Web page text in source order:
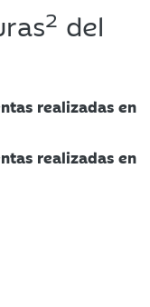
2 del
realizadas en
realizadas en